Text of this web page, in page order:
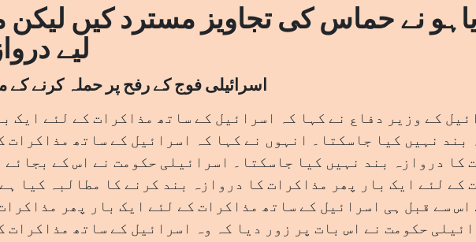
یاہو نے حماس کی تجاویز مسترد کیں
لیے
اسرائیلی فوج کے رفح پر حملہ کرنے
کے وزیر دفاع نے کہا کہ اسرائیل کے ساتھ مذاکرات کے لئے ایک
بند نہیں کیا جاسکتا۔ انہوں نے کہا کہ اسرائیل کے ساتھ مذاکرات
کا دروازہ بند نہیں کیا جاسکتا۔ اسرائیلی حکومت نے اس کے بجائے
کے لئے ایک بار پھر مذاکرات کا دروازہ بند کرنے کا مطالبہ کیا
اس سے قبل ہی اسرائیل کے ساتھ مذاکرات کے لئے ایک بار پھر
حکومت نے اس بات پر زور دیا کہ وہ اسرائیل کے ساتھ مذاکرات